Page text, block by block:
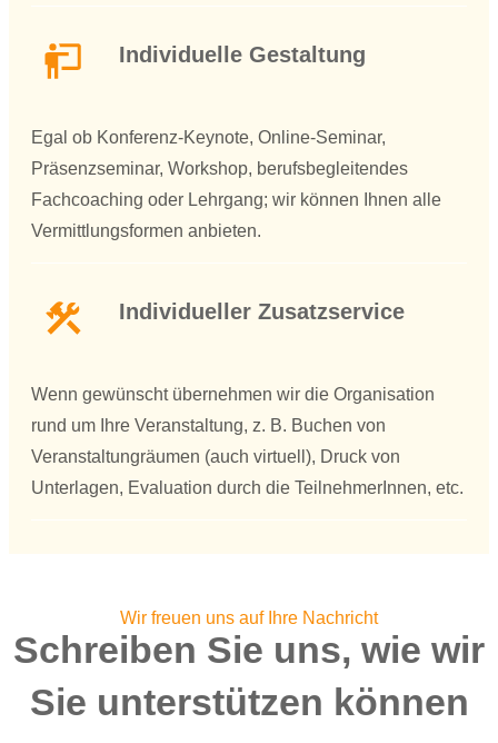
Individuelle Gestaltung
Egal ob Konferenz-Keynote, Online-Seminar,
Präsenzseminar, Workshop, berufsbegleitendes
Fachcoaching oder Lehrgang; wir können Ihnen alle
Vermittlungsformen anbieten.
Individueller Zusatzservice
Wenn gewünscht übernehmen wir die Organisation
rund um Ihre Veranstaltung, z. B. Buchen von
Veranstaltungräumen (auch virtuell), Druck von
Unterlagen, Evaluation durch die TeilnehmerInnen, etc.
Wir freuen uns auf Ihre Nachricht
Schreiben Sie uns, wie wir
Sie unterstützen können